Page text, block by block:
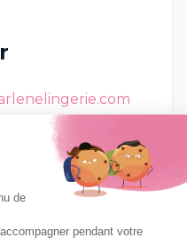
Park Building A1
United Arab